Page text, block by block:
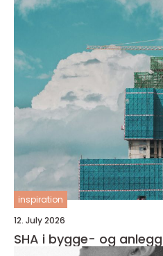
inspiration
12. July 2026
SHA i bygge- og